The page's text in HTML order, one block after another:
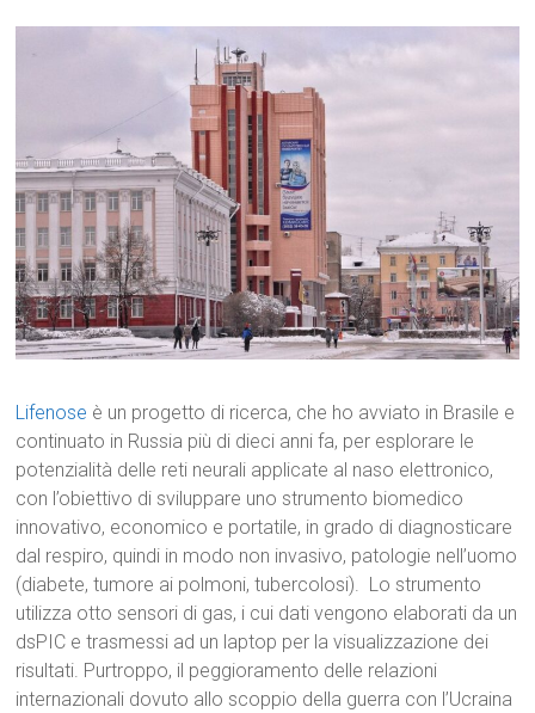
Lifenose è un progetto di ricerca, che ho avviato in Brasile e
continuato in Russia più di dieci anni fa, per esplorare le
potenzialità delle reti neurali applicate al naso elettronico,
con l’obiettivo di sviluppare uno strumento biomedico
innovativo, economico e portatile, in grado di diagnosticare
dal respiro, quindi in modo non invasivo, patologie nell’uomo
(diabete, tumore ai polmoni, tubercolosi). Lo strumento
utilizza otto sensori di gas, i cui dati vengono elaborati da un
dsPIC e trasmessi ad un laptop per la visualizzazione dei
risultati. Purtroppo, il peggioramento delle relazioni
internazionali dovuto allo scoppio della guerra con l’Ucraina